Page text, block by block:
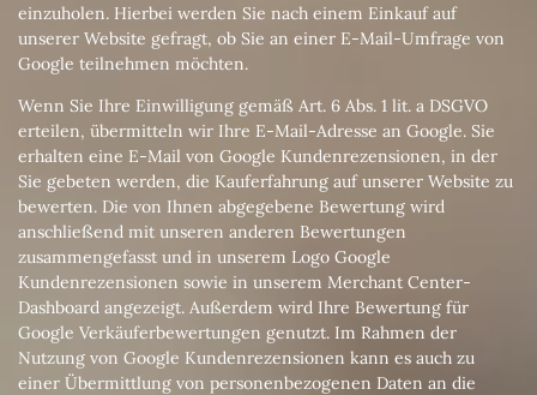
einzuholen. Hierbei werden Sie nach einem Einkauf auf
unserer Website gefragt, ob Sie an einer E-Mail-Umfrage von
Google teilnehmen möchten.
Wenn Sie Ihre Einwilligung gemäß Art. 6 Abs. 1 lit. a DSGVO
erteilen, übermitteln wir Ihre E-Mail-Adresse an Google. Sie
erhalten eine E-Mail von Google Kundenrezensionen, in der
Sie gebeten werden, die Kauferfahrung auf unserer Website zu
bewerten. Die von Ihnen abgegebene Bewertung wird
anschließend mit unseren anderen Bewertungen
zusammengefasst und in unserem Logo Google
Kundenrezensionen sowie in unserem Merchant Center-
Dashboard angezeigt. Außerdem wird Ihre Bewertung für
Google Verkäuferbewertungen genutzt. Im Rahmen der
Nutzung von Google Kundenrezensionen kann es auch zu
einer Übermittlung von personenbezogenen Daten an die